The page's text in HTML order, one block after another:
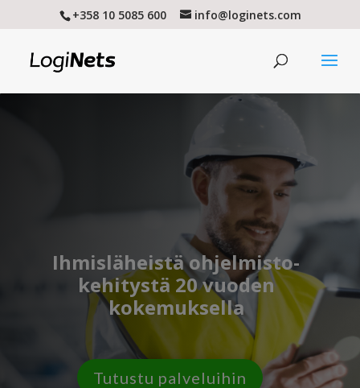
+358 10 5085 600 info@loginets.com
Ihmisläheistä ohjelmisto-
kehitystä 20 vuoden
kokemuksella
Tutustu palveluihin